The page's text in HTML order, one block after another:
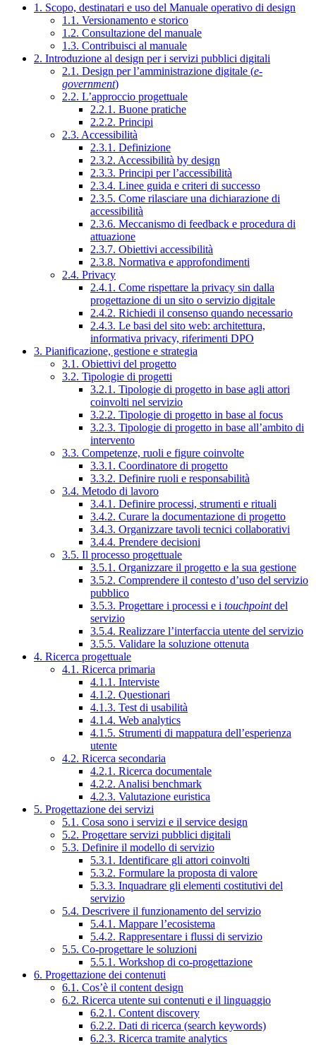
1. Scopo, destinatari e uso del Manuale operativo di design
1.1. Versionamento e storico
1.2. Consultazione del manuale
1.3. Contribuisci al manuale
2. Introduzione al design per i servizi pubblici digitali
2.1. Design per l’amministrazione digitale (e-
government)
2.2. L’approccio progettuale
2.2.1. Buone pratiche
2.2.2. Principi
2.3. Accessibilità
2.3.1. Definizione
2.3.2. Accessibilità by design
2.3.3. Principi per l’accessibilità
2.3.4. Linee guida e criteri di successo
2.3.5. Come rilasciare una dichiarazione di
accessibilità
2.3.6. Meccanismo di feedback e procedura di
attuazione
2.3.7. Obiettivi accessibilità
2.3.8. Normativa e approfondimenti
2.4. Privacy
2.4.1. Come rispettare la privacy sin dalla
progettazione di un sito o servizio digitale
2.4.2. Richiedi il consenso quando necessario
2.4.3. Le basi del sito web: architettura,
informativa privacy, riferimenti DPO
3. Pianificazione, gestione e strategia
3.1. Obiettivi del progetto
3.2. Tipologie di progetti
3.2.1. Tipologie di progetto in base agli attori
coinvolti nel servizio
3.2.2. Tipologie di progetto in base al focus
3.2.3. Tipologie di progetto in base all’ambito di
intervento
3.3. Competenze, ruoli e figure coinvolte
3.3.1. Coordinatore di progetto
3.3.2. Definire ruoli e responsabilità
3.4. Metodo di lavoro
3.4.1. Definire processi, strumenti e rituali
3.4.2. Curare la documentazione di progetto
3.4.3. Organizzare tavoli tecnici collaborativi
3.4.4. Prendere decisioni
3.5. Il processo progettuale
3.5.1. Organizzare il progetto e la sua gestione
3.5.2. Comprendere il contesto d’uso del servizio
pubblico
3.5.3. Progettare i processi e i touchpointdel
servizio
3.5.4. Realizzare l’interfaccia utente del servizio
3.5.5. Validare la soluzione ottenuta
4. Ricerca progettuale
4.1. Ricerca primaria
4.1.1. Interviste
4.1.2. Questionari
4.1.3. Test di usabilità
4.1.4. Web analytics
4.1.5. Strumenti di mappatura dell’esperienza
utente
4.2. Ricerca secondaria
4.2.1. Ricerca documentale
4.2.2. Analisi benchmark
4.2.3. Valutazione euristica
5. Progettazione dei servizi
5.1. Cosa sono i servizi e il service design
5.2. Progettare servizi pubblici digitali
5.3. Definire il modello di servizio
5.3.1. Identificare gli attori coinvolti
5.3.2. Formulare la proposta di valore
5.3.3. Inquadrare gli elementi costitutivi del
servizio
5.4. Descrivere il funzionamento del servizio
5.4.1. Mappare l’ecosistema
5.4.2. Rappresentare i flussi di servizio
5.5. Co-progettare le soluzioni
5.5.1. Workshop di co-progettazione
6. Progettazione dei contenuti
6.1. Cos’è il content design
6.2. Ricerca utente sui contenuti e il linguaggio
6.2.1. Content discovery
6.2.2. Dati di ricerca (search keywords)
6.2.3. Ricerca tramite analytics